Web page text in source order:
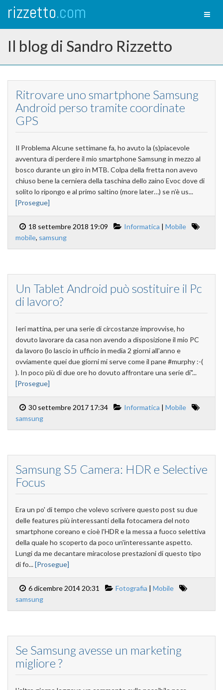
rizzetto.com
Il blog di Sandro Rizzetto
Ritrovare uno smartphone Samsung
Android perso tramite coordinate
GPS
Il Problema Alcune settimane fa, ho avuto la (s)piacevole
avventura di perdere il mio smartphone Samsung in mezzo al
bosco durante un giro in MTB. Colpa della fretta non avevo
chiuso bene la cerniera della taschina dello zaino Evoc dove di
solito lo ripongo e al primo saltino (more later…) se n’è us...
[Prosegue]
18 settembre 2018 19:09 Informatica | Mobile
mobile, samsung
Un Tablet Android può sostituire il Pc
di lavoro?
Ieri mattina, per una serie di circostanze improvvise, ho
dovuto lavorare da casa non avendo a disposizione il mio PC
da lavoro (lo lascio in ufficio in media 2 giorni all'anno e
ovviamente quei due giorni mi serve come il pane #murphy :-(
). In poco più di due ore ho dovuto affrontare una serie di"...
[Prosegue]
30 settembre 2017 17:34 Informatica | Mobile
samsung
Samsung S5 Camera: HDR e Selective
Focus
Era un po' di tempo che volevo scrivere questo post su due
delle features più interessanti della fotocamera del noto
smartphone coreano e cioè l'HDR e la messa a fuoco selettiva
della quale ho scoperto da poco un'interessante aspetto.
Lungi da me decantare miracolose prestazioni di questo tipo
di fo...[Prosegue]
6 dicembre 2014 20:31 Fotografia | Mobile
samsung
Se Samsung avesse un marketing
migliore ?